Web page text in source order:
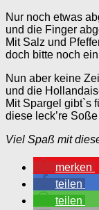
Nur noch etwas
und die Finger
Mit Salz und
doch bitte noch
Nun aber keine
und die
Mit Spargel gibt`s
diese leck’re
Viel Spaß mit
merken
teilen
teilen